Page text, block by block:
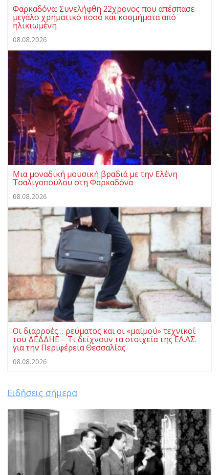
Φαρκαδόνα: Συνελήφθη 22χρονος που απέσπασε
μεγάλο χρηματικό ποσό και κοσμήματα από
ηλικιωμένη
08.08.2026
Μια μοναδική μουσική βραδιά με την Ελένη
Τσαλιγοπούλου στη Φαρκαδόνα
08.08.2026
Οι διαρροές… ρεύματος και οι «μαϊμού» τεχνικοί
του ΔΕΔΔΗΕ – Τι δείχνουν τα στοιχεία της ΕΛ.ΑΣ.
για την Περιφέρεια Θεσσαλίας
08.08.2026
Ειδήσεις σήμερα